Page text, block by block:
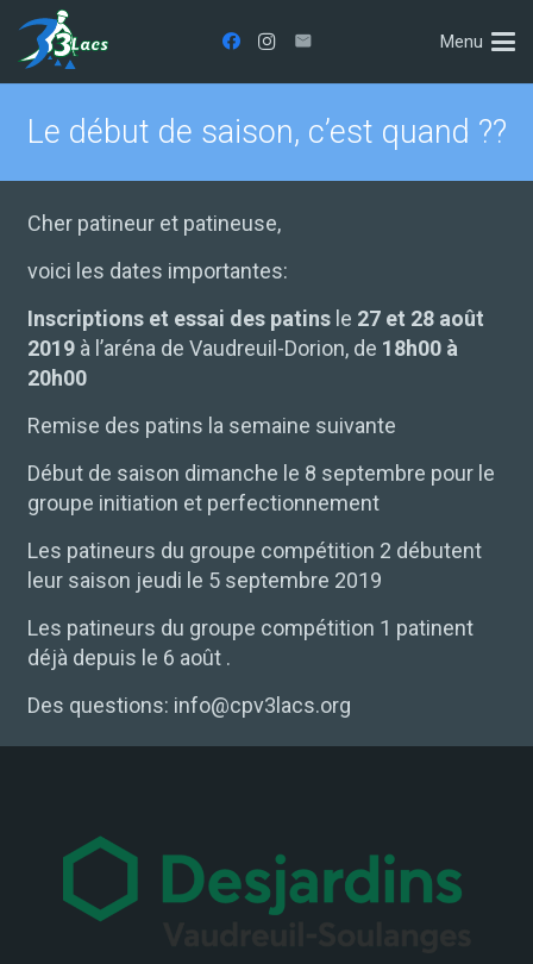
Menu
Le début de saison, c’est quand ??
Cher patineur et patineuse,
voici les dates importantes:
Inscriptions et essai des patinsle 27 et 28 août
2019à l’aréna de Vaudreuil-Dorion, de 18h00 à
20h00
Remise des patins la semaine suivante
Début de saison dimanche le 8 septembre pour le
groupe initiation et perfectionnement
Les patineurs du groupe compétition 2 débutent
leur saison jeudi le 5 septembre 2019
Les patineurs du groupe compétition 1 patinent
déjà depuis le 6 août .
Des questions: info@cpv3lacs.org